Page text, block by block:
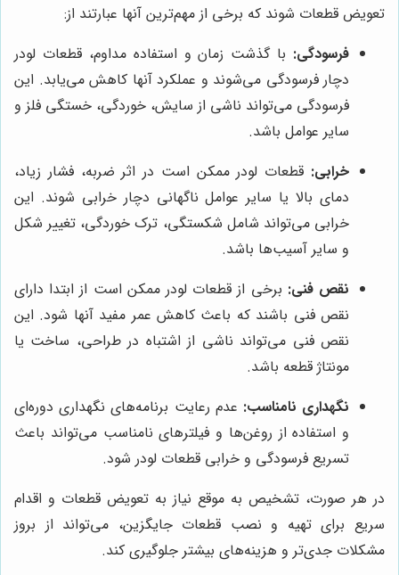
تعویض قطعات شوند که برخی از مهم‌ترین آنها عبارتند از:
فرسودگی: با گذشت زمان و استفاده مداوم، قطعات لودر
دچار فرسودگی می‌شوند و عملکرد آنها کاهش می‌یابد. این
فرسودگی می‌تواند ناشی از سایش، خوردگی، خستگی فلز و
سایر عوامل باشد.
خرابی: قطعات لودر ممکن است در اثر ضربه، فشار زیاد،
دمای بالا یا سایر عوامل ناگهانی دچار خرابی شوند. این
خرابی می‌تواند شامل شکستگی، ترک خوردگی، تغییر شکل
و سایر آسیب‌ها باشد.
نقص فنی: برخی از قطعات لودر ممکن است از ابتدا دارای
نقص فنی باشند که باعث کاهش عمر مفید آنها شود. این
نقص فنی می‌تواند ناشی از اشتباه در طراحی، ساخت یا
مونتاژ قطعه باشد.
نگهداری نامناسب: عدم رعایت برنامه‌های نگهداری دوره‌ای
و استفاده از روغن‌ها و فیلترهای نامناسب می‌تواند باعث
تسریع فرسودگی و خرابی قطعات لودر شود.
در هر صورت، تشخیص به موقع نیاز به تعویض قطعات و اقدام
سریع برای تهیه و نصب قطعات جایگزین، می‌تواند از بروز
مشکلات جدی‌تر و هزینه‌های بیشتر جلوگیری کند.